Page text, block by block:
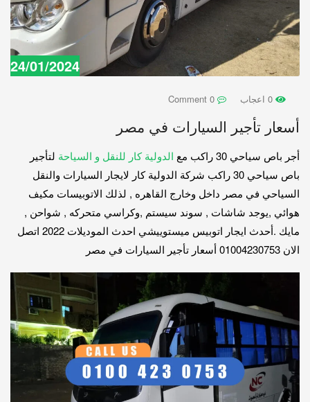
24/01/2024
أسعار تأجير السيارات في مصر
أجر باص سياحي 30 راكب مع الدولية كار للنقل و السياحة لتأجير
باص سياحي 30 راكب شركة الدولية كار لايجار السيارات والنقل
السياحي في مصر داخل وخارج القاهره , لذلك الاتوبيسات مكيف
هوائي ,يوجد شاشات , سوند سيستم ,وكراسي متحركه , شواحن ,
مايك .أحدث ايجار اتوبيس ميستوييشي احدث الموديلات 2022 اتصل
الان 01004230753 أسعار تأجير السيارات في مصر